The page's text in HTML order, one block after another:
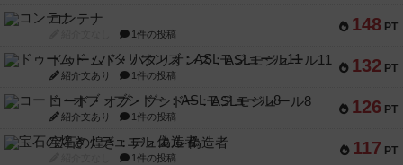
148 PT
コンテナ
1件の投稿
132 PT
ドゥームド・バタリオンズ：ASLモジュール11
紹介文あり 1件の投稿
126 PT
コード・オブ・ブシドー：ASLモジュール8
紹介文あり 1件の投稿
117 PT
宝石の煌き：デュエル 偽造者
1件の投稿